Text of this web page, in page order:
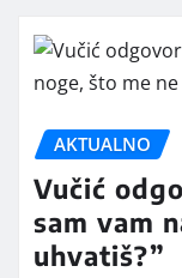
AKTUALNO
Vučić
sam vam
uhvatiš?”